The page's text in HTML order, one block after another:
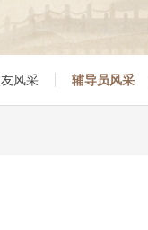
风采 辅导员风采